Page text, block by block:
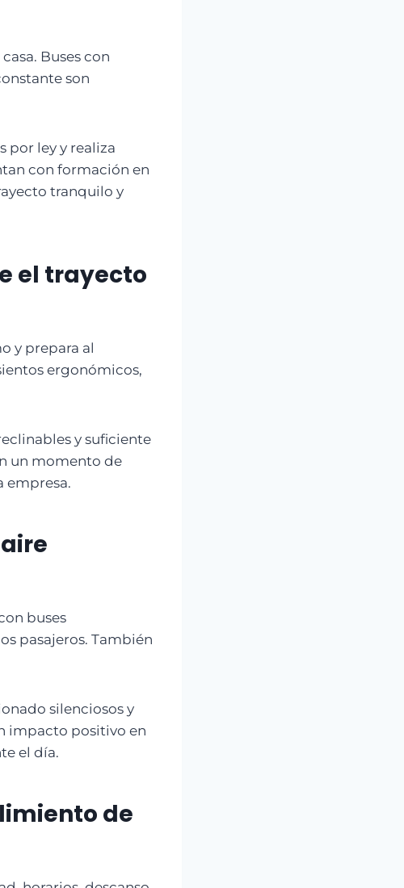
Buses con
son
por ley y realiza
con formación en
tranquilo y
el trayecto
y prepara al
ergonómicos,
y suficiente
un momento de
empresa.
buses
pasajeros. También
silenciosos y
impacto positivo en
el día.
de